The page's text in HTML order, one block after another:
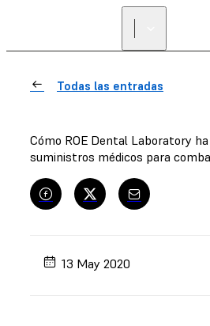
Todas las entradas
Cómo ROE Dental Laboratory
suministros médicos para
13 May 2020